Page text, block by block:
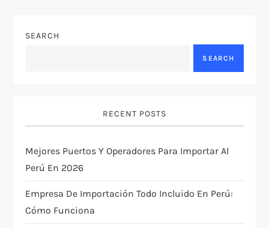
a
g
a
t
i
SEARCH
SEARCH
RECENT POSTS
Mejores Puertos Y Operadores Para Importar Al
Perú En 2026
Empresa De Importación Todo Incluido En Perú:
Cómo Funciona